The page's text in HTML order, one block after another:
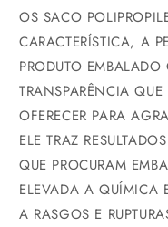
OS SACO
CARACTERÍSTICA, A
PRODUTO
TRANSPARÊNCIA
OFERECER PARA
ELE TRAZ
QUE PROCURAM
ELEVADA A QUÍMICA
A RASGOS E